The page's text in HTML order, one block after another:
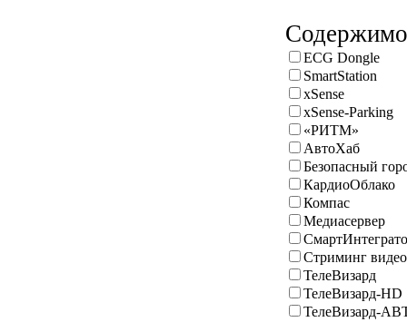
ECG Dongle
SmartStation
xSense
xSense-Parking
«РИТМ»
АвтоХаб
Безопасный
КардиоОблако
Компас
Медиасервер
Стриминг
ТелеВизард
ТелеВизард-HD
ТелеВизард-